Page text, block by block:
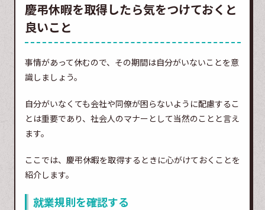
慶弔休暇を取得したら気をつけておくと
良いこと
事情があって休むので、その期間は自分がいないことを意
識しましょう。
自分がいなくても会社や同僚が困らないように配慮するこ
とは重要であり、社会人のマナーとして当然のことと言え
ます。
ここでは、慶弔休暇を取得するときに心がけておくことを
紹介します。
就業規則を確認する